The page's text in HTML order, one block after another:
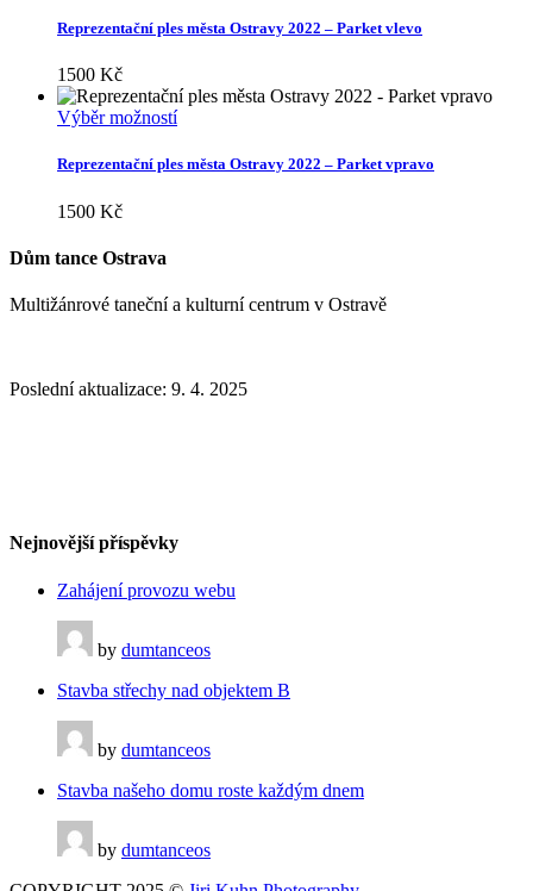
má
Možnosti
lze
vybrat
stránce
Reprezentační ples města Ostravy 2022 – Parket vlevo
1500 Kč
Výběr možnostíTento
má
stránce
Reprezentační ples města Ostravy 2022 – Parket vpravo
1500 Kč
Dům tance Ostrava
Multižánrové taneční a kulturní centrum v Ostravě
Poslední aktualizace: 9. 4. 2025
Nejnovější příspěvky
Zahájení provozu webu
by dumtanceos
Stavba střechy nad objektem B
by dumtanceos
Stavba našeho domu roste každým dnem
by dumtanceos